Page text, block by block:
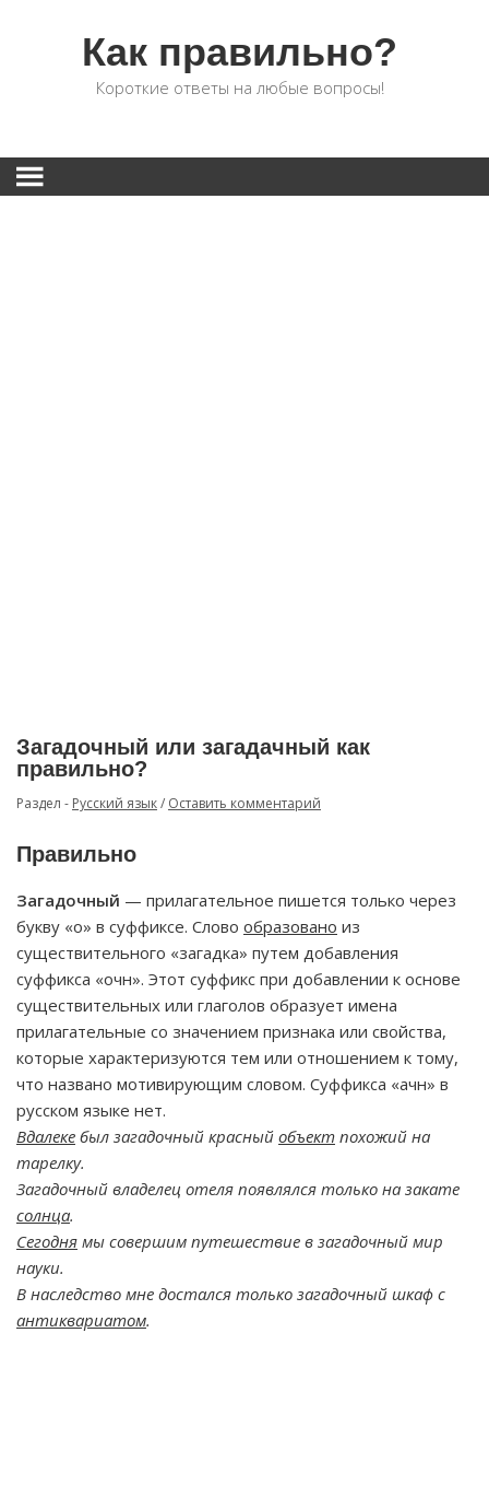
Как правильно?
Короткие ответы на любые вопросы!
Загадочный или загадачный как
правильно?
Раздел - Русский язык/ Оставить комментарий
Правильно
Загадочный — прилагательное пишется только через
букву «о» в суффиксе. Слово образовано из
существительного «загадка» путем добавления
суффикса «очн». Этот суффикс при добавлении к основе
существительных или глаголов образует имена
прилагательные со значением признака или свойства,
которые характеризуются тем или отношением к тому,
что названо мотивирующим словом. Суффикса «ачн» в
русском языке нет.
Вдалеке был загадочный красный объект похожий на
тарелку.
Загадочный владелец отеля появлялся только на закате
солнца.
Сегодня мы совершим путешествие в загадочный мир
науки.
В наследство мне достался только загадочный шкаф с
антиквариатом.